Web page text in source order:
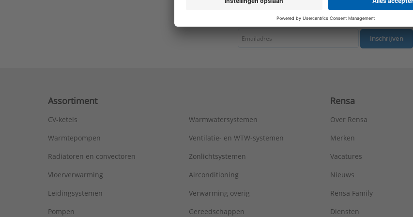
Warmteafgifte EN 442 20°C - 75/65:
Metro R=2,5
Serie: AluMaxx
Inschrijven
Assortiment
CV-ketels
Warmtepompen
Radiatoren en convectoren
Vloerverwarming
Leidingsystemen
Pompen
Warmwatersystemen
Ventilatie- en WTW-systemen
Zonlichtsystemen
Airconditioning
Verwarming overig
Gereedschappen
Rensa
Over Rensa
Merken
Vacatures
Nieuws
Rensa Family
Diensten